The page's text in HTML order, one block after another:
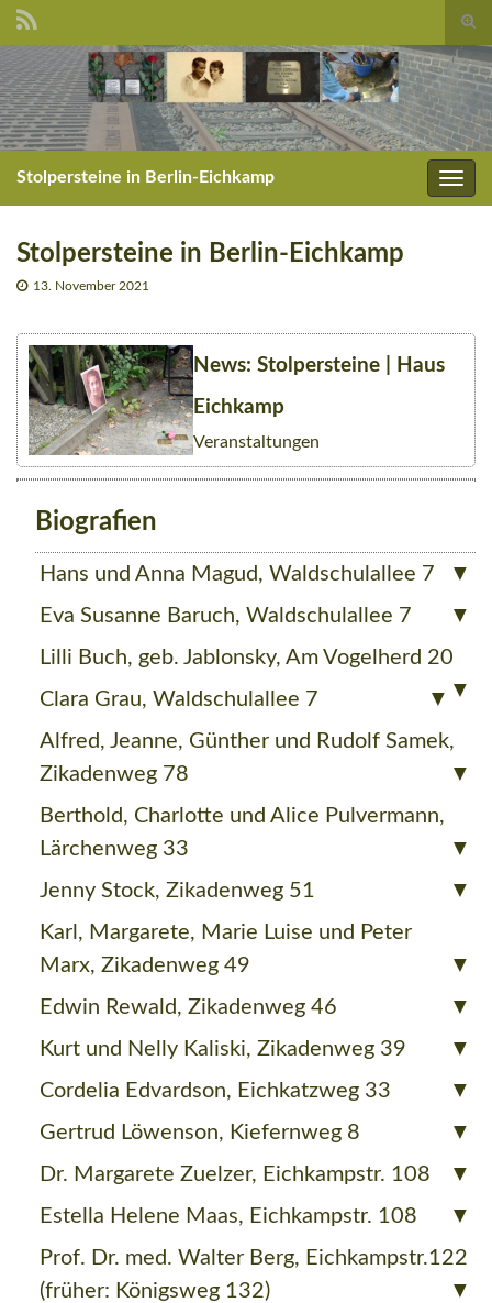
Search for:
Stolpersteine in Berlin-Eichkamp
Stolpersteine in Berlin-Eichkamp
13. November 2021
News: Stolpersteine | Haus
Eichkamp
Veranstaltungen
Biografien
Hans und Anna Magud, Waldschulallee 7
Eva Susanne Baruch, Waldschulallee 7
Lilli Buch, geb. Jablonsky, Am Vogelherd 20
Clara Grau, Waldschulallee 7
Alfred, Jeanne, Günther und Rudolf Samek,
Zikadenweg 78
Berthold, Charlotte und Alice Pulvermann,
Lärchenweg 33
Jenny Stock, Zikadenweg 51
Karl, Margarete, Marie Luise und Peter
Marx, Zikadenweg 49
Edwin Rewald, Zikadenweg 46
Kurt und Nelly Kaliski, Zikadenweg 39
Cordelia Edvardson, Eichkatzweg 33
Gertrud Löwenson, Kiefernweg 8
Dr. Margarete Zuelzer, Eichkampstr. 108
Estella Helene Maas, Eichkampstr. 108
Prof. Dr. med. Walter Berg, Eichkampstr.122
(früher: Königsweg 132)